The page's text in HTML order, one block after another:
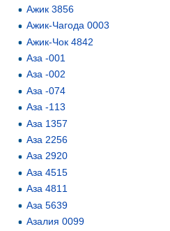
Ажик 3856
Ажик-Чагода 0003
Ажик-Чок 4842
Аза -001
Аза -002
Аза -074
Аза -113
Аза 1357
Аза 2256
Аза 2920
Аза 4515
Аза 4811
Аза 5639
Азалия 0099